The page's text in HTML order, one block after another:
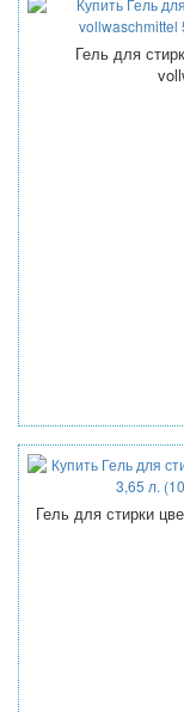
Гель для
Гель для стирки